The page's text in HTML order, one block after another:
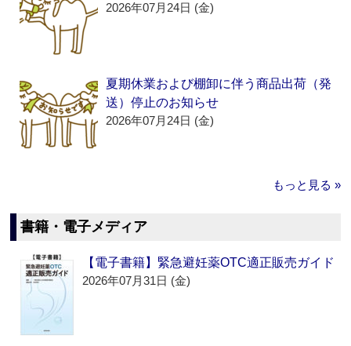
2026年07月24日 (金)
夏期休業および棚卸に伴う商品出荷（発
送）停止のお知らせ
2026年07月24日 (金)
もっと見る »
書籍・電子メディア
【電子書籍】緊急避妊薬OTC適正販売ガイド
2026年07月31日 (金)